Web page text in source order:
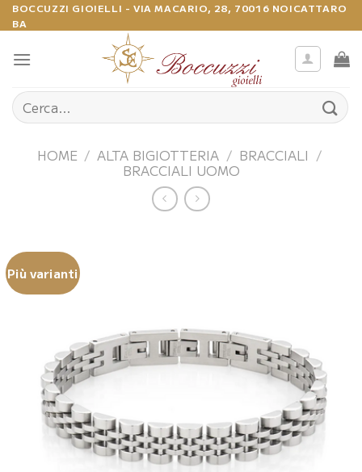
Salta
ai
contenuti
BOCCUZZI GIOIELLI - VIA MACARIO, 28, 70016 NOICATTARO
BA
Cerca:
HOME / ALTA BIGIOTTERIA / BRACCIALI /
BRACCIALI UOMO
Più varianti